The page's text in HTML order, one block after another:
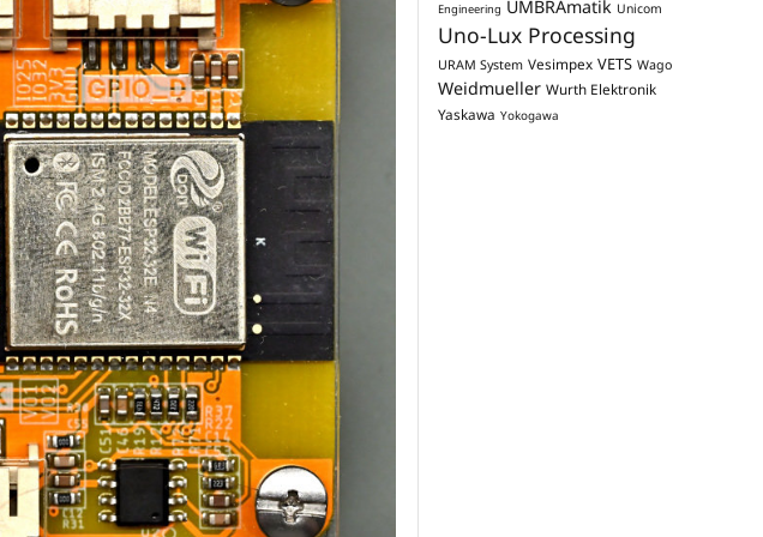
Engineering UMBRAmatik Unicom
Uno-Lux Processing
URAM System Vesimpex VETS Wago
Weidmueller Wurth Elektronik
Yaskawa Yokogawa